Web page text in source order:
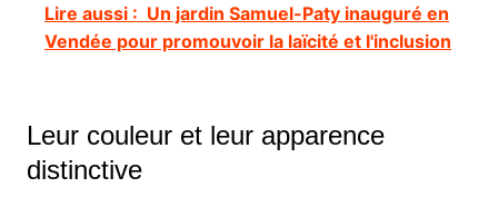
Lire aussi : Un jardin Samuel-Paty inauguré en
Vendée pour promouvoir la laïcité et l'inclusion
Leur couleur et leur apparence
distinctive